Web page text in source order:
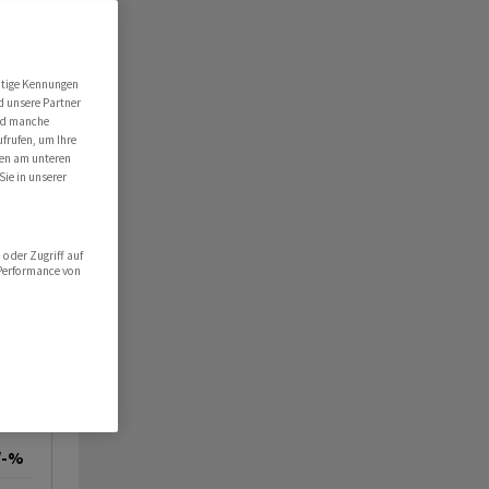
%
Kennungen
unsere Partner
manche
um Ihre
am unteren
in unserer
oder Zugriff auf
von